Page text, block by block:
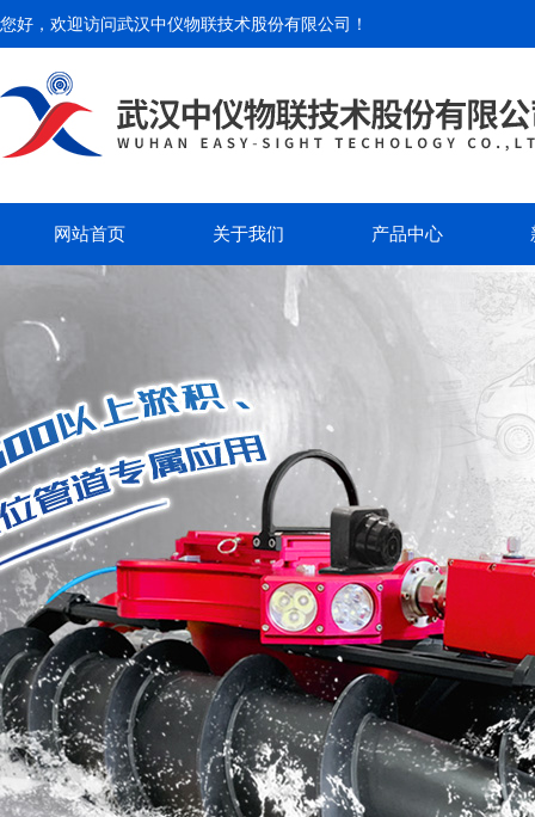
您好，欢迎访问武汉中仪物联技术股份有限公司 ！
网站首页 关于我们 产品中心